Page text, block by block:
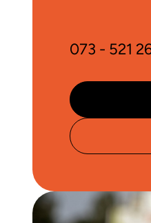
073 - 521